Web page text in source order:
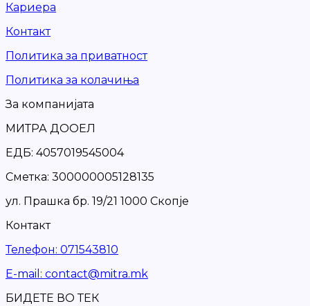
Кариера
Контакт
Политика за приватност
Политика за колачиња
За компанијата
МИТРА ДООЕЛ
ЕДБ: 4057019545004
Сметка: 300000005128135
ул. Прашка бр. 19/21 1000 Скопје
Контакт
Телефон: 071543810
Е-mail : contact@mitra.mk
БИДЕТЕ ВО ТЕК